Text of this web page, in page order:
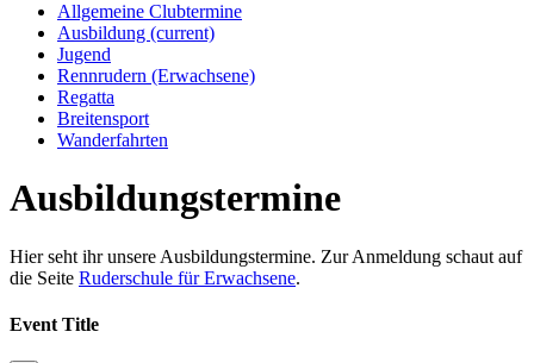
Allgemeine Clubtermine
Ausbildung (current)
Jugend
Rennrudern (Erwachsene)
Regatta
Breitensport
Wanderfahrten
Ausbildungstermine
Hier seht ihr unsere Ausbildungstermine. Zur Anmeldung schaut auf
die Seite Ruderschule für Erwachsene.
Event Title